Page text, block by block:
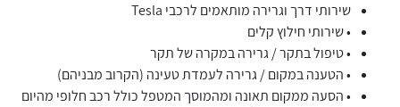
שירותי דרך וגרירה מותאמים לרכבי Tesla
• שירותי חילוץ קלים
• טיפול בתקר / גרירה במקרה של תקר
• הטענה במקום / גרירה לעמדת טעינה (הקרוב מבניהם)
• הסעה ממקום תאונה ומהמוסך המטפל כולל רכב חלופי מהיום